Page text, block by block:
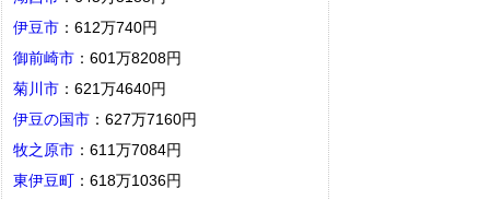
伊豆市 ：612万740円
御前崎市 ：601万8208円
菊川市 ：621万4640円
伊豆の国市 ：627万7160円
牧之原市 ：611万7084円
東伊豆町 ：618万1036円